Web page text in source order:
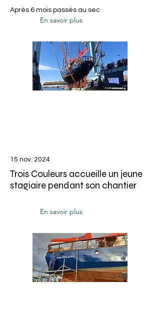
Après 6 mois passés au sec
En savoir plus
15 nov. 2024
Trois Couleurs accueille un jeune
stagiaire pendant son chantier
En savoir plus